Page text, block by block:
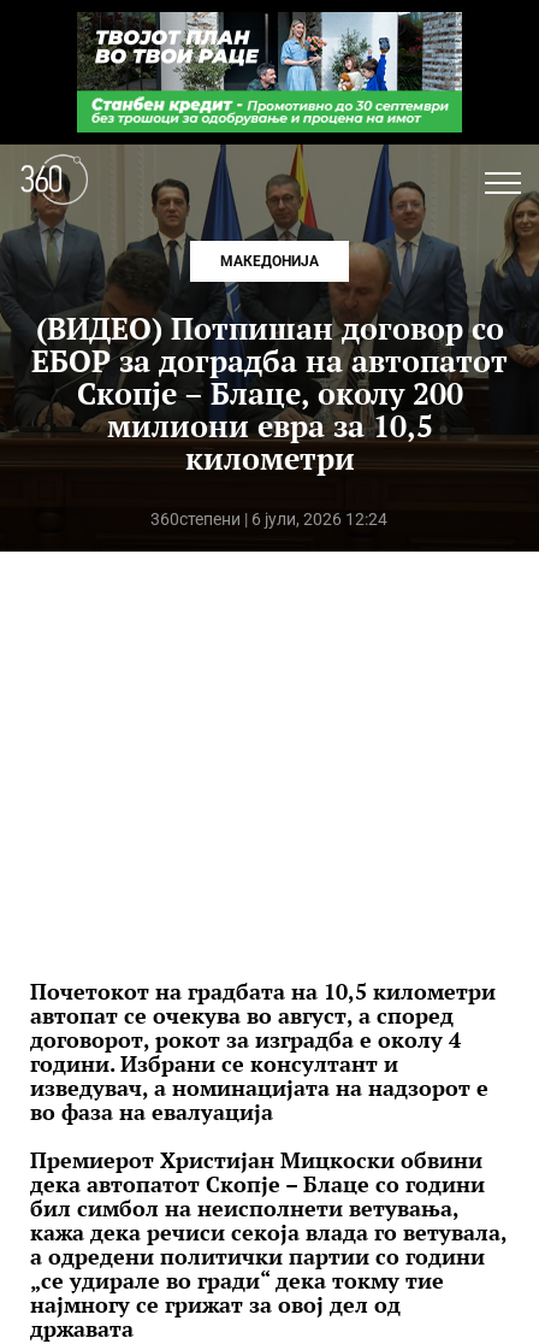
МАКЕДОНИЈА
(ВИДЕО) Потпишан договор со
ЕБОР за доградба на автопатот
Скопје – Блаце, околу 200
милиони евра за 10,5
километри
360степени | 6 јули, 2026 12:24
Почетокот на градбата на 10,5 километри
автопат се очекува во август, а според
договорот, рокот за изградба е околу 4
години. Избрани се консултант и
изведувач, а номинацијата на надзорот е
во фаза на евалуација
Премиерот Христијан Мицкоски обвини
дека автопатот Скопје – Блаце со години
бил симбол на неисполнети ветувања,
кажа дека речиси секоја влада го ветувала,
а одредени политички партии со години
„се удирале во гради“ дека токму тие
најмногу се грижат за овој дел од
државата